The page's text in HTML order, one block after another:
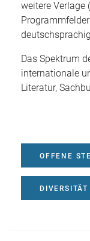
weitere
Das Spektrum
internationale
Literatur,
OFFENE